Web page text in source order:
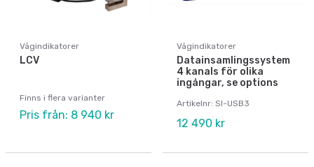
Vågindikatorer
LCV
Finns i flera varianter
Pris från: 8 940 kr
Vågindikatorer
Datainsamlingssystem
4 kanals för olika
ingångar, se options
Artikelnr: SI-USB3
12 490 kr